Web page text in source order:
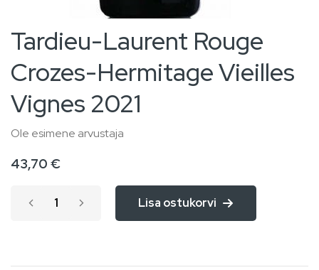
to
the
of
the
gallery
Tardieu-Laurent Rouge
Crozes-Hermitage Vieilles
Vignes 2021
Ole esimene arvustaja
43,70 €
Lisa ostukorvi